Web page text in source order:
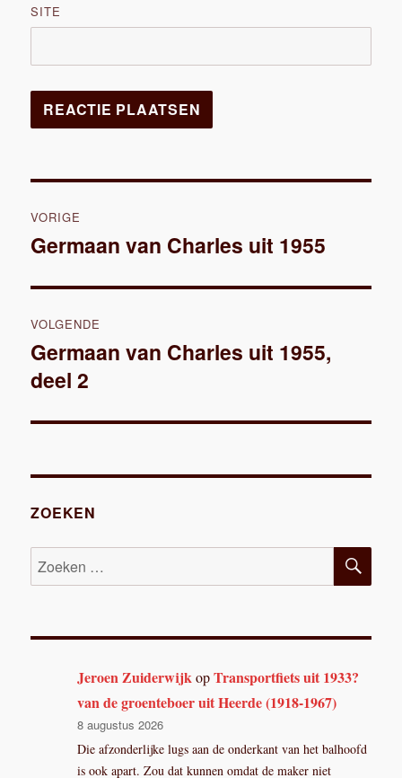
SITE
navigatie
VORIGE
Vorig
Germaan van Charles uit 1955
VOLGENDE
Volgend
bericht:
Germaan van Charles uit 1955,
deel 2
ZOEKEN
Zoeken
naar:
Jeroen Zuiderwijk opTransportfiets uit 1933?
van de groenteboer uit Heerde (1918-1967)
8 augustus 2026
Die afzonderlijke lugs aan de onderkant van het balhoofd
is ook apart. Zou dat kunnen omdat de maker niet